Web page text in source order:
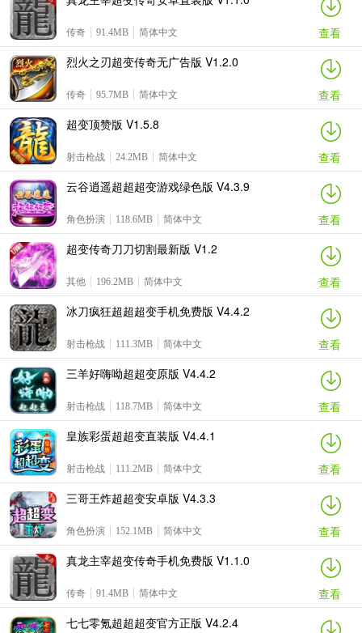
传奇 91.4MB 简体中文
查看
烈火之刃超变传奇无广告版 V1.2.0
传奇 95.7MB 简体中文
查看
超变顶赞版 V1.5.8
射击枪战 24.2MB 简体中文
查看
云谷逍遥超超超变游戏绿色版 V4.3.9
角色扮演 118.6MB 简体中文
查看
超变传奇刀刀切割最新版 V1.2
其他 196.2MB 简体中文
查看
冰刀疯狂超超超变手机免费版 V4.4.2
射击枪战 111.3MB 简体中文
查看
三羊好嗨呦超超变原版 V4.4.2
射击枪战 118.7MB 简体中文
查看
皇族彩蛋超超变直装版 V4.4.1
射击枪战 111.2MB 简体中文
查看
三哥王炸超超变安卓版 V4.3.3
角色扮演 152.1MB 简体中文
查看
真龙主宰超变传奇手机免费版 V1.1.0
传奇 91.4MB 简体中文
查看
七七零氪超超超变官方正版 V4.2.4